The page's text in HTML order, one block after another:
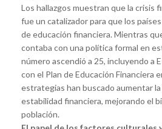
Los hallazgos muestran que la crisis
fue un catalizador para que los
de educación financiera. Mientras
contaba con una política formal en
número ascendió a 25, incluyendo a
con el Plan de Educación Financiera
estrategias han buscado aumentar la
estabilidad financiera, mejorando el
población.